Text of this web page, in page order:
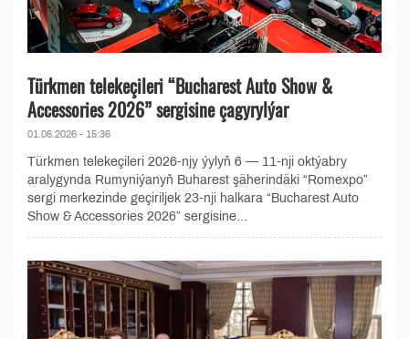
Türkmen telekeçileri “Bucharest Auto Show &
Accessories 2026” sergisine çagyrylýar
01.06.2026 - 15:36
Türkmen telekeçileri 2026-njy ýylyň 6 — 11-nji oktýabry
aralygynda Rumyniýanyň Buharest şäherindäki “Romexpo”
sergi merkezinde geçiriljek 23-nji halkara “Bucharest Auto
Show & Accessories 2026” sergisine...